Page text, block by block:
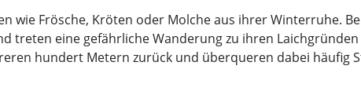
wie Frösche, Kröten oder Molche aus ihrer Winterruhe.
treten eine gefährliche Wanderung zu ihren
hundert Metern zurück und überqueren dabei häufig